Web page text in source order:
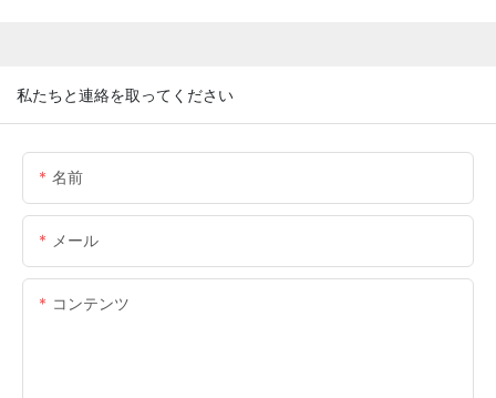
私たちと連絡を取ってください
名前
メール
コンテンツ